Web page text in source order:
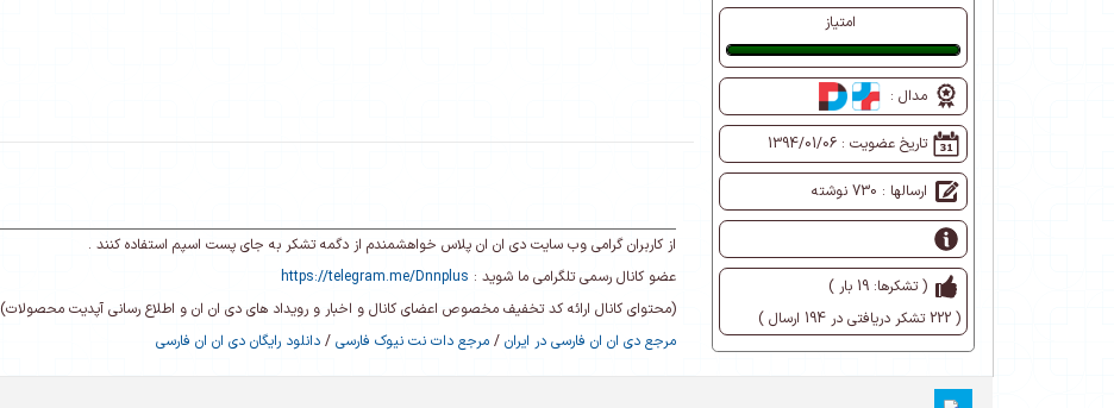
امتیاز
عالی
مدال :
تاریخ عضویت : 1394/01/06
ارسالها : 730 نوشته
( تشکرها: 19 بار )
( 222 تشکر دریافتی در 194 ارسال )
از کاربران گرامی وب سایت دی ان ان پلاس خواهشمندم از دگمه تشکر به جای پست اسپم استفاده کنند .
عضو کانال رسمی تلگرامی ما شوید : https://telegram.me/Dnnplus
(محتوای کانال ارائه کد تخفیف مخصوص اعضای کانال و اخبار و رویداد های دی ان ان و اطلاع رسانی آپدیت محصولات)
مرجع دی ان ان فارسی در ایران / مرجع دات نت نیوک فارسی / دانلود رایگان دی ان ان فارسی